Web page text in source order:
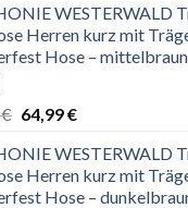
war:
299,99 €
ist:
199,99 €.
WESTERWALD
Herren kurz mit
Hose –
€ Ursprünglicher
war:
129,00 €
64,99€Aktueller
ist:
64,99 €.
WESTERWALD
Herren kurz mit
Hose –